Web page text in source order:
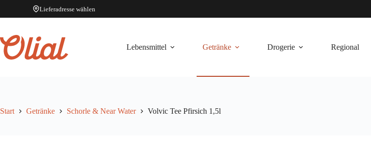
Lieferadresse wählen
springen
Lebensmittel
Getränke Drogerie Regional
Start Getränke Schorle & Near Water Volvic Tee Pfirsich 1,5l